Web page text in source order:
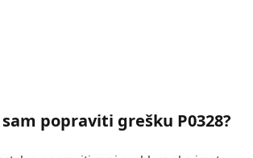
popraviti grešku P0328?